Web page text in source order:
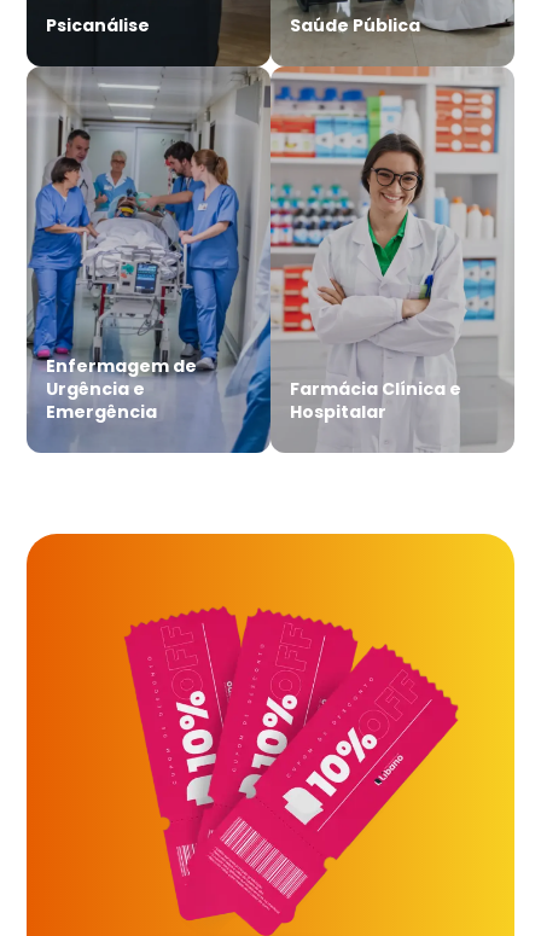
Psicanálise Saúde Pública
Enfermagem de
Urgência e
Emergência
Farmácia Clínica e
Hospitalar